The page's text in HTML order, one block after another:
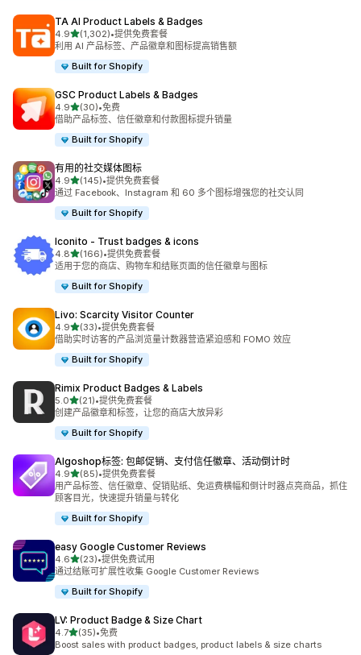
TA AI Product Labels & Badges
4.9星（满分 5 星）
(1,302)
总共 1302 条评论
•提供免费套餐
利用 AI 产品标签、产品徽章和图标提高销售额
Built for Shopify
GSC Product Labels & Badges
4.9星（满分 5 星）
(30)
总共 30 条评论
•免费
借助产品标签、信任徽章和付款图标提升销量
Built for Shopify
有用的社交媒体图标
4.9星（满分 5 星）
(145)
总共 145 条评论
•提供免费套餐
通过 Facebook、Instagram 和 60 多个图标增强您的社交认同
Built for Shopify
Iconito ‑ Trust badges & icons
4.8星（满分 5 星）
(166)
总共 166 条评论
•提供免费套餐
适用于您的商店、购物车和结账页面的信任徽章与图标
Built for Shopify
Livo: Scarcity Visitor Counter
4.9星（满分 5 星）
(33)
总共 33 条评论
•提供免费套餐
借助实时访客的产品浏览量计数器营造紧迫感和 FOMO 效应
Built for Shopify
Rimix Product Badges & Labels
5.0星（满分 5 星）
(21)
总共 21 条评论
•提供免费套餐
创建产品徽章和标签，让您的商店大放异彩
Built for Shopify
Algoshop标签: 包邮促销、支付信任徽章、活动倒计时
4.9星（满分 5 星）
(85)
总共 85 条评论
•提供免费套餐
用产品标签、信任徽章、促销贴纸、免运费横幅和倒计时器点亮商品，抓住
顾客目光，快速提升销量与转化
Built for Shopify
easy Google Customer Reviews
4.6星（满分 5 星）
(23)
总共 23 条评论
•提供免费试用
通过结账可扩展性收集 Google Customer Reviews
Built for Shopify
LV: Product Badge & Size Chart
4.7星（满分 5 星）
(35)
总共 35 条评论
•免费
Boost sales with product badges, product labels & size charts